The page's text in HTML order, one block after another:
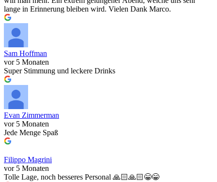
lange in Erinnerung bleiben wird. Vielen Dank Marco.
Sam Hoffman
vor 5 Monaten
Super Stimmung und leckere Drinks
Evan Zimmerman
vor 5 Monaten
Jede Menge Spaß
Filippo Magrini
vor 5 Monaten
Tolle Lage, noch besseres Personal 🙏🏻🙏🏻😁😁